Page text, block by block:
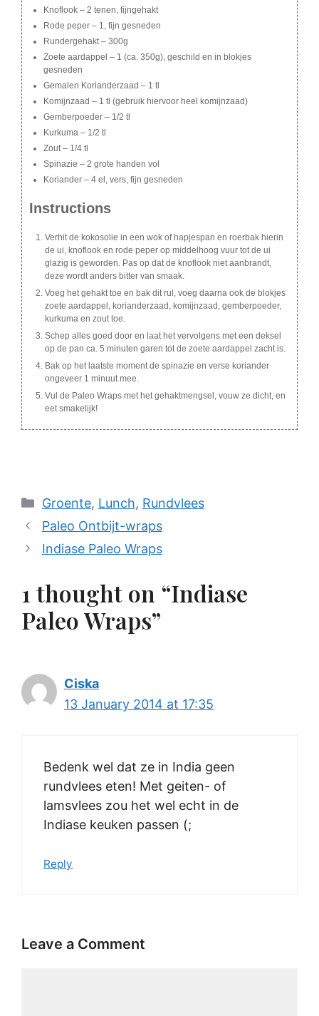
Knoflook – 2 tenen, fijngehakt
Rode peper – 1, fijn gesneden
Rundergehakt – 300g
Zoete aardappel – 1 (ca. 350g), geschild en in blokjes
gesneden
Gemalen Korianderzaad – 1 tl
Komijnzaad – 1 tl (gebruik hiervoor heel komijnzaad)
Gemberpoeder – 1/2 tl
Kurkuma – 1/2 tl
Zout – 1/4 tl
Spinazie – 2 grote handen vol
Koriander – 4 el, vers, fijn gesneden
Instructions
Verhit de kokosolie in een wok of hapjespan en roerbak hierin
de ui, knoflook en rode peper op middelhoog vuur tot de ui
glazig is geworden. Pas op dat de knoflook niet aanbrandt,
deze wordt anders bitter van smaak.
Voeg het gehakt toe en bak dit rul, voeg daarna ook de blokjes
zoete aardappel, korianderzaad, komijnzaad, gemberpoeder,
kurkuma en zout toe.
Schep alles goed door en laat het vervolgens met een deksel
op de pan ca. 5 minuten garen tot de zoete aardappel zacht is.
Bak op het laatste moment de spinazie en verse koriander
ongeveer 1 minuut mee.
Vul de Paleo Wraps met het gehaktmengsel, vouw ze dicht, en
eet smakelijk!
Categories
Groente, Lunch, Rundvlees
Paleo Ontbijt-wraps
Indiase Paleo Wraps
1 thought on “Indiase
Paleo Wraps”
Ciska
13 January 2014 at 17:35
Bedenk wel dat ze in India geen
rundvlees eten! Met geiten- of
lamsvlees zou het wel echt in de
Indiase keuken passen (;
Reply
Leave a Comment